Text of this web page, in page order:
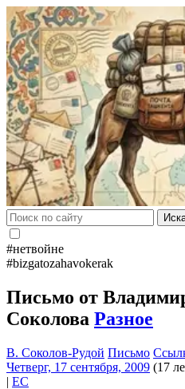
#нетвойне
#bizgatozahavokerak
Письмо от
Соколова Разное
В. Соколов-Рудой Письмо
Четверг, 17 сентября, 2009 (17
| EC